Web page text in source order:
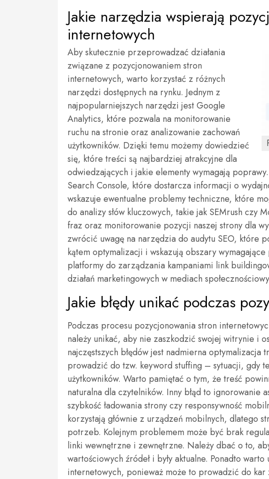
Jakie narzędzia wspierają
internetowych
Aby skutecznie przeprowadzać działania
związane z pozycjonowaniem stron
internetowych, warto korzystać z różnych
narzędzi dostępnych na rynku. Jednym z
najpopularniejszych narzędzi jest Google
Analytics, które pozwala na monitorowanie
ruchu na stronie oraz analizowanie zachowań
użytkowników. Dzięki temu możemy dowiedzieć
się, które treści są najbardziej atrakcyjne dla
odwiedzających i jakie elementy wymagają
Search Console, które dostarcza informacji o
wskazuje ewentualne problemy techniczne, które
do analizy słów kluczowych, takie jak SEMrush czy
fraz oraz monitorowanie pozycji naszej strony dla
zwrócić uwagę na narzędzia do audytu SEO, które
kątem optymalizacji i wskazują obszary
platformy do zarządzania kampaniami link
działań marketingowych w mediach
Jakie błędy unikać podczas
Podczas procesu pozycjonowania stron
należy unikać, aby nie zaszkodzić swojej witrynie i
najczęstszych błędów jest nadmierna optymalizacja
prowadzić do tzw. keyword stuffing – sytuacji, gdy
użytkowników. Warto pamiętać o tym, że treść
naturalna dla czytelników. Inny błąd to ignorowanie
szybkość ładowania strony czy responsywność
korzystają głównie z urządzeń mobilnych, dlatego
potrzeb. Kolejnym problemem może być brak
linki wewnętrzne i zewnętrzne. Należy dbać o to,
wartościowych źródeł i były aktualne. Ponadto
internetowych, ponieważ może to prowadzić do kar